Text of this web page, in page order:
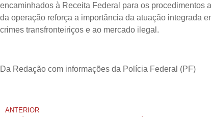
encaminhados à Receita Federal para os
da operação reforça a importância da atuação integrada
crimes transfronteiriços e ao mercado ilegal.
Da Redação com informações da Polícia Federal (PF)
ANTERIOR